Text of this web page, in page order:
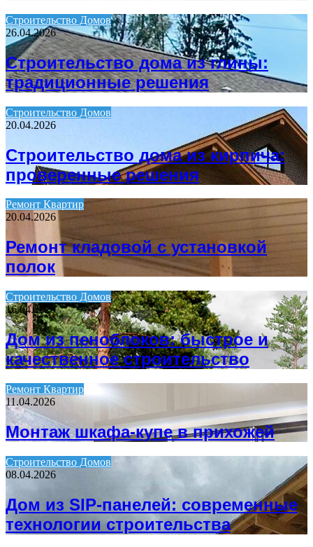
Строительство Домов
26.04.2026
Строительство дома из глины:
традиционные решения
Строительство Домов
20.04.2026
Строительство дома из кирпича:
проверенные решения
Ремонт Квартир
20.04.2026
Ремонт кладовой с установкой
полок
Строительство Домов
16.04.2026
Дом из пеноблоков: быстрое и
качественное строительство
Ремонт Квартир
11.04.2026
Монтаж шкафа-купе в прихожей
Строительство Домов
08.04.2026
Дом из SIP-панелей: современные
технологии строительства